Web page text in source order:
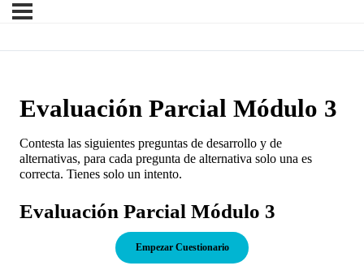
Evaluación Parcial Módulo 3
Contesta las siguientes preguntas de desarrollo y de
alternativas, para cada pregunta de alternativa solo una es
correcta. Tienes solo un intento.
Evaluación Parcial Módulo 3